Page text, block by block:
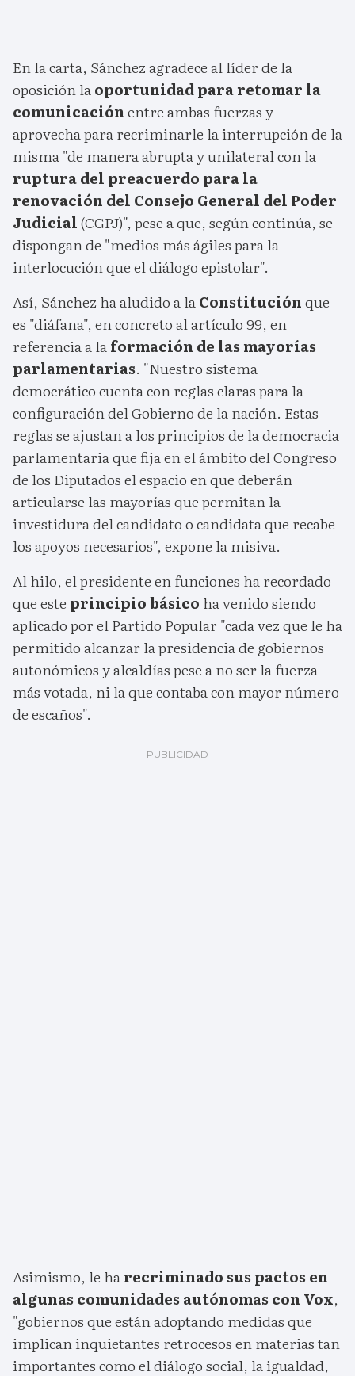
En la carta, Sánchez agradece al líder de la
oposición laoportunidad para retomar la
comunicaciónentre ambas fuerzas y
aprovecha para recriminarle la interrupción de la
misma "de manera abrupta y unilateral con la
ruptura del preacuerdo para la
renovación del Consejo General del Poder
Judicial(CGPJ)", pese a que, según continúa, se
dispongan de "medios más ágiles para la
interlocución que el diálogo epistolar".
Así, Sánchez ha aludido a laConstituciónque
es "diáfana", en concreto al artículo 99, en
referencia a laformación de las mayorías
parlamentarias. "Nuestro sistema
democrático cuenta con reglas claras para la
configuración del Gobierno de la nación. Estas
reglas se ajustan a los principios de la democracia
parlamentaria que fija en el ámbito del Congreso
de los Diputados el espacio en que deberán
articularse las mayorías que permitan la
investidura del candidato o candidata que recabe
los apoyos necesarios", expone la misiva.
Al hilo, el presidente en funciones ha recordado
que este principio básico ha venido siendo
aplicado por el Partido Popular "cada vez que le ha
permitido alcanzar la presidencia de gobiernos
autonómicos y alcaldías pese a no ser la fuerza
más votada, ni la que contaba con mayor número
de escaños".
Asimismo, le harecriminado sus pactos en
algunas comunidades autónomas con Vox,
"gobiernos que están adoptando medidas que
implican inquietantes retrocesos en materias tan
importantes como el diálogo social, la igualdad,